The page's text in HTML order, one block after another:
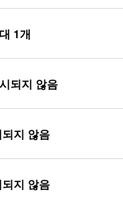
1개
되지 않음
지 않음
지 않음